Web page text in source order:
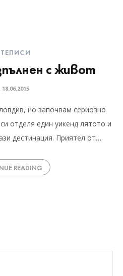
с живот
18.06.2015
но започвам сериозно
отделя един уикенд лятото и
дестинация. Приятел от…
READING